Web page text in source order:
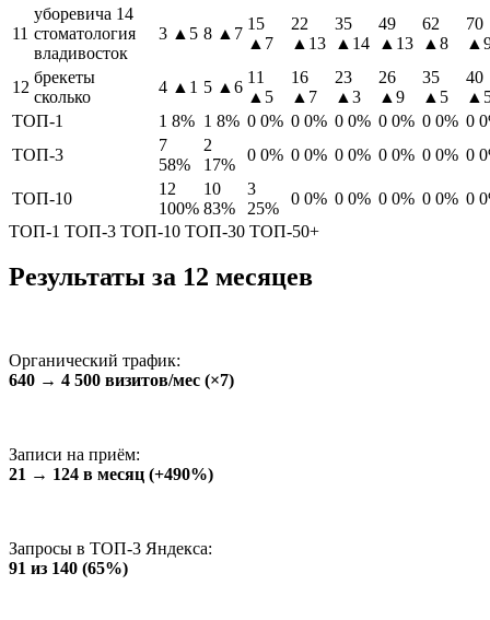
11
уборевича 14
стоматология
владивосток
3 ▲5 8 ▲7
15
▲7
22
▲13
35
▲14
49
▲13
62
▲8
70
12
брекеты
сколько
4 ▲1 5 ▲6
11
▲5
16
▲7
23
▲3
26
▲9
35
▲5
40
ТОП-1
1 8% 1 8% 0 0% 0 0% 0 0% 0 0% 0 0% 0
ТОП-3
7
58%
2
17%
0 0% 0 0% 0 0% 0 0% 0 0% 0
ТОП-10
12
100%
10
83%
3
25%
0 0% 0 0% 0 0% 0 0% 0
ТОП-1 ТОП-3 ТОП-10 ТОП-30 ТОП-50+
Результаты за 12 месяцев
Органический трафик:
640 → 4 500 визитов/мес (×7)
Записи на приём:
21 → 124 в месяц (+490%)
Запросы в ТОП-3 Яндекса:
91 из 140 (65%)